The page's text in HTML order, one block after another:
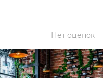
Нет оценок